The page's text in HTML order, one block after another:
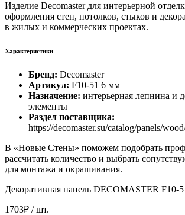
Изделие Decomaster для интерьерной
оформления стен, потолков, стыков и
в жилых и коммерческих проектах.
Характеристики
Бренд: Decomaster
Артикул: F10-51 6 мм
Назначение: интерьерная лепнина и
элементы
Раздел поставщика:
https://decomaster.su/catalog/panels/
В «Новые Стены» поможем подобрать
рассчитать количество и выбрать
для монтажа и окрашивания.
Декоративная панель DECOMASTER F10-
1703₽ / шт.